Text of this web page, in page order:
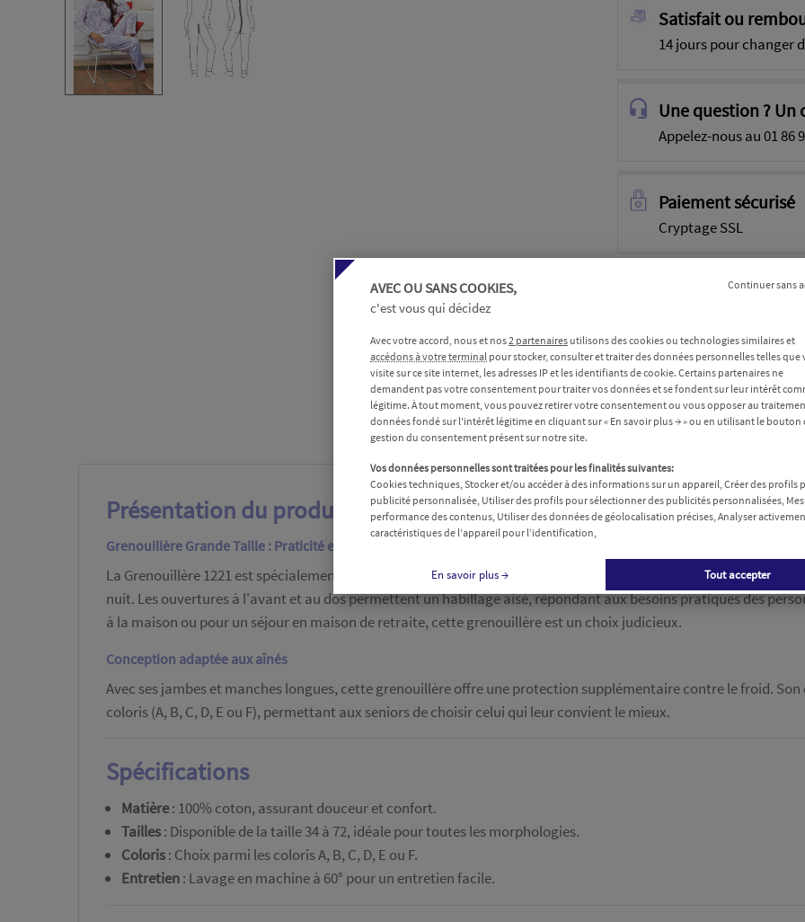
Satisfait ou
14 jours pour changer
Une question ? Un
Appelez-nous au 01 86
Paiement sécurisé
Cryptage SSL
Livraison rapide à
Votre commande est
Description Détails du produit
Présentation du produit
Grenouillère Grande Taille : Praticité et Style
La Grenouillère 1221 est spécialement conçue pour le confort des seniors. Fabriquée en 100% coton, elle
nuit. Les ouvertures à l'avant et au dos permettent un habillage aisé, répondant aux besoins pratiques des
à la maison ou pour un séjour en maison de retraite, cette grenouillère est un choix judicieux.
Conception adaptée aux aînés
Avec ses jambes et manches longues, cette grenouillère offre une protection supplémentaire contre le froid.
coloris (A, B, C, D, E ou F), permettant aux seniors de choisir celui qui leur convient le mieux.
Spécifications
Matière: 100% coton, assurant douceur et confort.
Tailles: Disponible de la taille 34 à 72, idéale pour toutes les morphologies.
Coloris: Choix parmi les coloris A, B, C, D, E ou F.
Entretien: Lavage en machine à 60° pour un entretien facile.
AVEC OU SANS COOKIES,
c'est vous qui décidez
Continuer sans
Avec votre accord, nous et nos2 partenaires utilisons des cookies ou technologies similaires et
accédons à votre terminal pour stocker, consulter et traiter des données personnelles telles que
visite sur ce site internet, les adresses IP et les identifiants de cookie. Certains partenaires ne
demandent pas votre consentement pour traiter vos données et se fondent sur leur intérêt
légitime. À tout moment, vous pouvez retirer votre consentement ou vous opposer au
données fondé sur l'intérêt légitime en cliquant sur « En savoir plus → » ou en utilisant le bouton
gestion du consentement présent sur notre site.
Vos données personnelles sont traitées pour les finalités suivantes:
Cookies techniques, Stocker et/ou accéder à des informations sur un appareil, Créer des profils
publicité personnalisée, Utiliser des profils pour sélectionner des publicités personnalisées,
performance des contenus, Utiliser des données de géolocalisation précises, Analyser
caractéristiques de l’appareil pour l’identification,
En savoir plus → Tout accepter